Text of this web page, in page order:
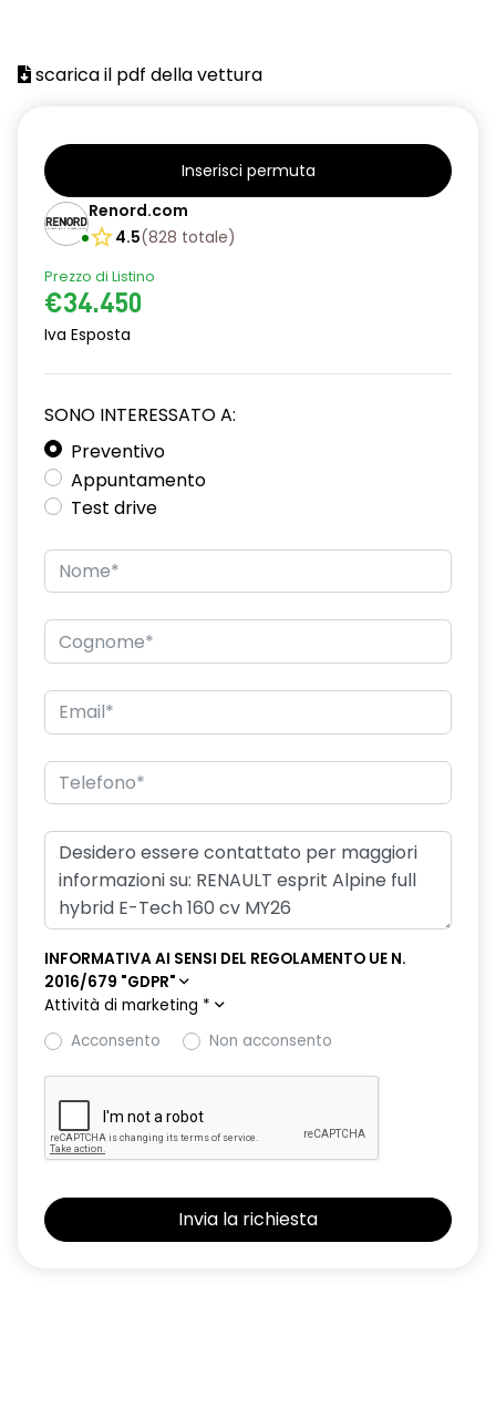
scarica il pdf della vettura
Inserisci permuta
Renord.com
4.5(828 totale)
Prezzo di Listino
€34.450
Iva Esposta
SONO INTERESSATO A:
Preventivo
Appuntamento
Test drive
INFORMATIVA AI SENSI DEL REGOLAMENTO UE N.
2016/679 "GDPR"
Attività di marketing *
Acconsento
Non acconsento